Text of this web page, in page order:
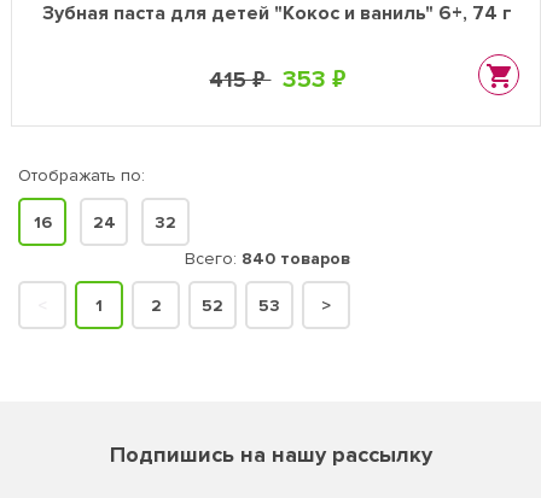
Зубная паста для детей "Кокос и ваниль" 6+, 74 г
415 ₽ 353 ₽
Отображать по:
16 24
32
Всего: 840 товаров
1 2 52 53 >
Подпишись на нашу рассылку